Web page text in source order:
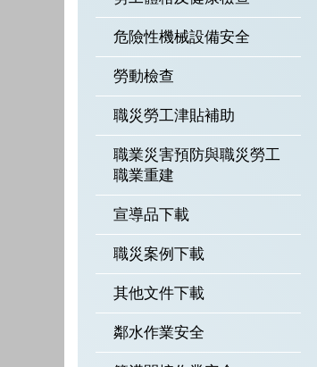
危險性機械設備安全
勞動檢查
職災勞工津貼補助
職業災害預防與職災勞工
職業重建
宣導品下載
職災案例下載
其他文件下載
鄰水作業安全